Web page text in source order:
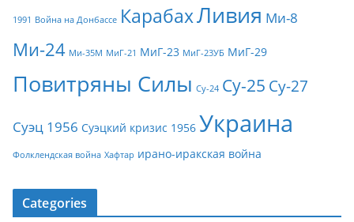
1991 Война на Донбассе КарабахЛивия Ми-8
Ми-24 Ми-35М МиГ-21 МиГ-23 МиГ-23УБ МиГ-29
Повитряны Силы Су-24 Су-25 Су-27
Суэц 1956 Суэцкий кризис 1956 Украина
Фолклендская война Хафтар ирано-иракская война
Categories